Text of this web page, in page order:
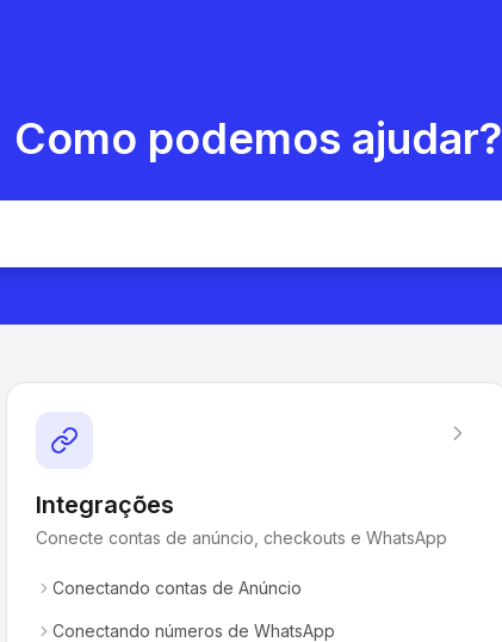
Como podemos ajudar?
Integrações
Conecte contas de anúncio, checkouts e WhatsApp
Conectando contas de Anúncio
Conectando números de WhatsApp